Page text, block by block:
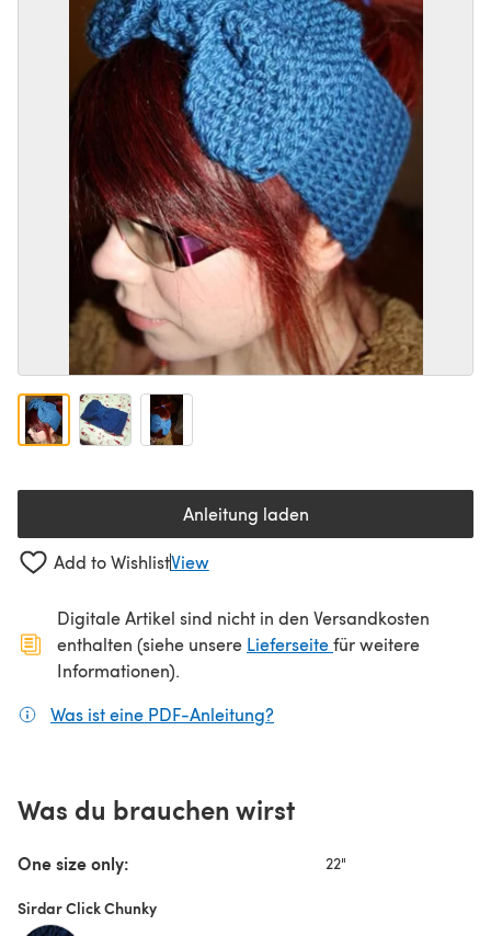
Anleitung laden(öffnet sich in einem neuen
Add to WishlistView
Digitale Artikel sind nicht in den Versandkosten
enthalten (siehe unsere Lieferseite(öffnet sich in
für weitere
Informationen).
Was ist eine PDF-Anleitung?
Was du brauchen wirst
One size only: 22"
Sirdar Click Chunky